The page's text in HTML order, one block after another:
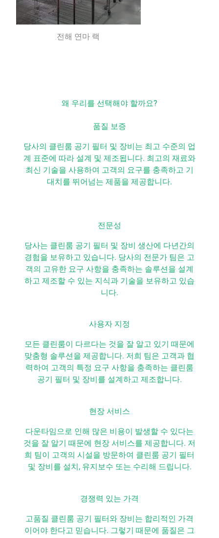
전해 연마 랙
왜 우리를 선택해야 할까요?
품질 보증
당사의 클린룸 공기 필터 및 장비는 최고 수준의 업
계 표준에 따라 설계 및 제조됩니다. 최고의 재료와
최신 기술을 사용하여 고객의 요구를 충족하고 기
대치를 뛰어넘는 제품을 제공합니다.
전문성
당사는 클린룸 공기 필터 및 장비 생산에 다년간의
경험을 보유하고 있습니다. 당사의 전문가 팀은 고
객의 고유한 요구 사항을 충족하는 솔루션을 설계
하고 제조할 수 있는 지식과 기술을 보유하고 있습
니다.
사용자 지정
모든 클린룸이 다르다는 것을 잘 알고 있기 때문에
맞춤형 솔루션을 제공합니다. 저희 팀은 고객과 협
력하여 고객의 특정 요구 사항을 충족하는 클린룸
공기 필터 및 장비를 설계하고 제조합니다.
현장 서비스
다운타임으로 인해 많은 비용이 발생할 수 있다는
것을 잘 알기 때문에 현장 서비스를 제공합니다. 저
희 팀이 고객의 시설을 방문하여 클린룸 공기 필터
및 장비를 설치, 유지보수 또는 수리해 드립니다.
경쟁력 있는 가격
고품질 클린룸 공기 필터와 장비는 합리적인 가격
이어야 한다고 믿습니다. 그렇기 때문에 품질은 그